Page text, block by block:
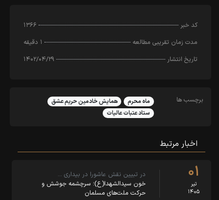
کد خبر
۱۳۶۶
مدت زمان تقریبی مطالعه
۱ دقیقه
تاریخ انتشار
۱۴۰۲/۰۴/۲۹
برچسب ها ماه محرم
همایش خادمین حریم عشق
ستاد عتبات عالیات
اخبار مرتبط
۰۱
تیر
۱۴۰۵
در تبیین نقش عاشورا در بیداری …
خون سیدالشهدا(ع)؛ سرچشمه جوشش و
حرکت ملت‌های مسلمان